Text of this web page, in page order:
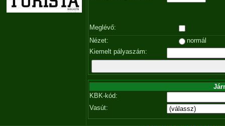
Meglévő:
Nézet:
normál
Kiemelt pályaszám:
KBK-kód:
Vasút: